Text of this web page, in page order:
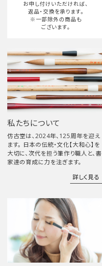
お申し付けいただければ、
返品・交換を承ります。
※一部除外の商品も
ございます。
私たちについて
仿古堂は、2024年、125周年を迎え
ます。 日本の伝統・文化【大和心】を
大切に、次代を担う筆作り職人と、書
家達の育成に力を注ぎます。
詳しく見る